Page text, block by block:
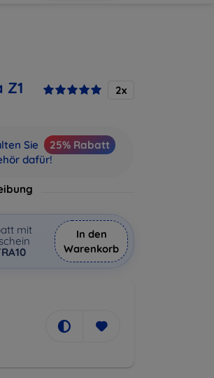
2x
Sie
25% Rabatt
dafür!
mit
In den
Warenkorb